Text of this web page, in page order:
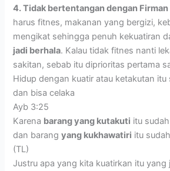
4. Tidak bertentangan dengan Firman
harus fitnes, makanan yang bergizi,
mengikat sehingga penuh kekuatiran
jadi berhala. Kalau tidak fitnes nanti
sakitan, sebab itu diprioritas pertama
Hidup dengan kuatir atau ketakutan itu
dan bisa celaka
Ayb 3:25
Karena barang yang kutakuti itu sudah
dan barangyang kukhawatiri itu
(TL)
Justru apa yang kita kuatirkan itu yang